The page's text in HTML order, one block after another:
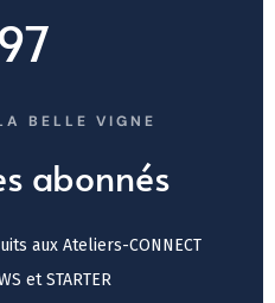
BELLE VIGNE
abonnés
aux Ateliers-CONNECT
et STARTER